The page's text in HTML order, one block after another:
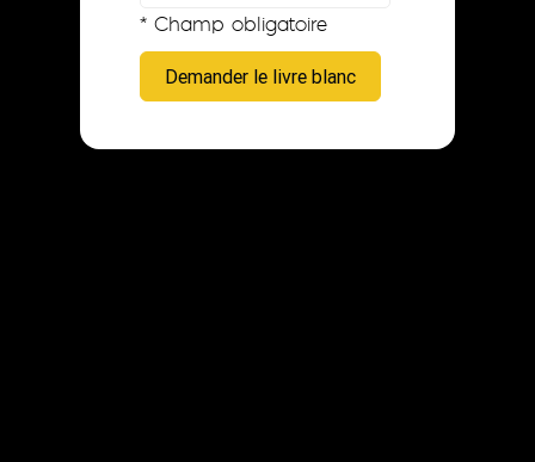
* Champ obligatoire
Demander le livre blanc